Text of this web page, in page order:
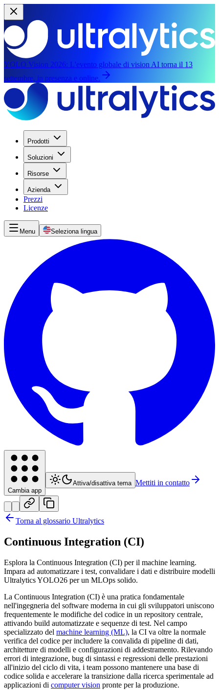
YOLO Vision 2026: L'evento globale di vision AI torna il 13
settembre, in presenza e online.
Prodotti
Soluzioni
Risorse
Azienda
Prezzi
Licenze
Menu Seleziona lingua
Cambia app
Attiva/disattiva tema Mettiti in contatto
Torna al glossario Ultralytics
Continuous Integration (CI)
Esplora la Continuous Integration (CI) per il machine learning.
Impara ad automatizzare i test, convalidare i dati e distribuire modelli
Ultralytics YOLO26 per un MLOps solido.
La Continuous Integration (CI) è una pratica fondamentale
nell'ingegneria del software moderna in cui gli sviluppatori uniscono
frequentemente le modifiche del codice in un repository centrale,
attivando build automatizzate e sequenze di test. Nel campo
specializzato del machine learning (ML), la CI va oltre la normale
verifica del codice per includere la convalida di pipeline di dati,
architetture di modelli e configurazioni di addestramento. Rilevando
errori di integrazione, bug di sintassi e regressioni delle prestazioni
all'inizio del ciclo di vita, i team possono mantenere una base di
codice solida e accelerare la transizione dalla ricerca sperimentale ad
applicazioni di computer vision pronte per la produzione.